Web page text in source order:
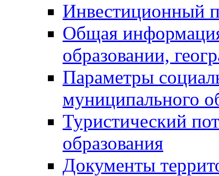
Инвестиционный
Общая
образовании,
Параметры
муниципального
Туристический
образования
Документы